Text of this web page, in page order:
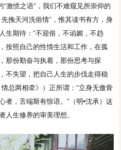
“激愤之语”，我们不难窥见所崇仰的
挽天河洗俗情”，惟其读书有方，身
生期待：“不迎俗，不谄媚，不趋
按照自己的性情生活和工作，在孤
那份勤奋与执着，那份思考与探
不失望，把自己人生的步伐走得稳
总两相牵》）正所谓：“立身无傲骨
者，舌端斯有惊语。”（明•沈承）这
人生修养的审美理想。